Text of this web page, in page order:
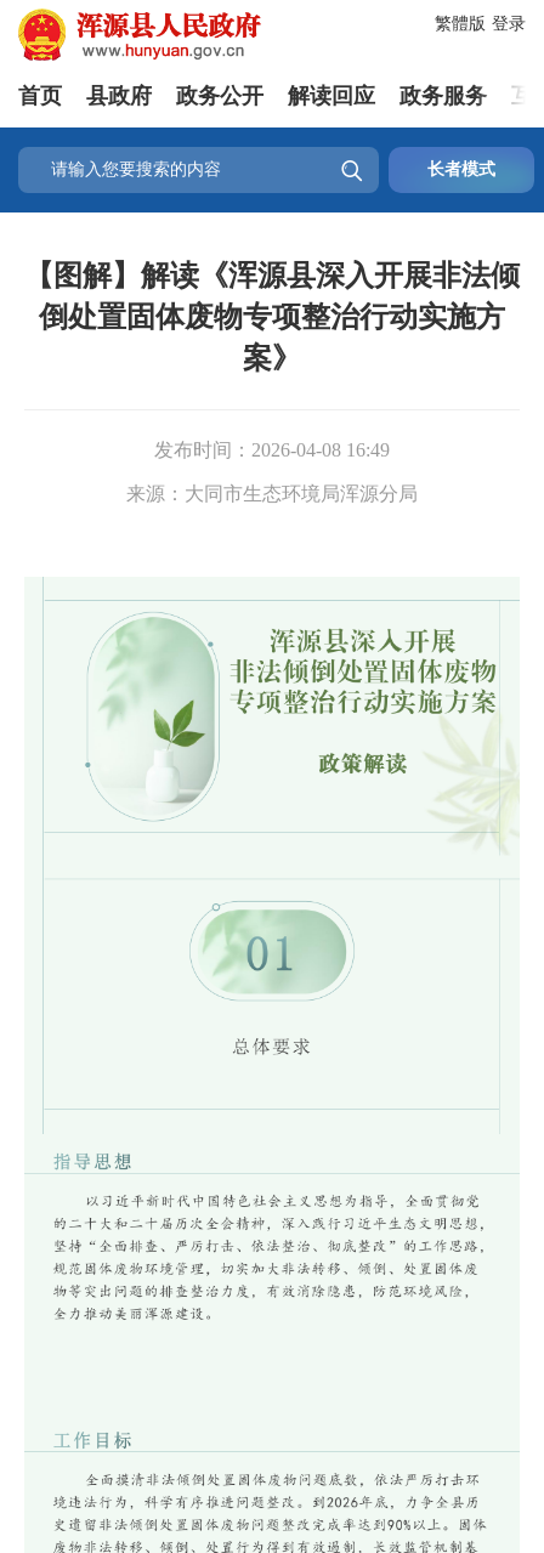
登录
繁體版
首页 县政府 政务公开 解读回应 政务服务 互
 长者模式
【图解】解读《浑源县深入开展非法倾
倒处置固体废物专项整治行动实施方
案》
发布时间： 2026-04-08 16:49
来源： 大同市生态环境局浑源分局